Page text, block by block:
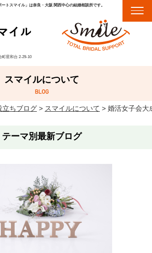
トスマイル」は奈良・大阪 関西中心の結婚相談所です。
町星和台 2-29-10
スマイルについて
立ちブログ> スマイルについて > 婚活女子会大
テーマ別最新ブログ